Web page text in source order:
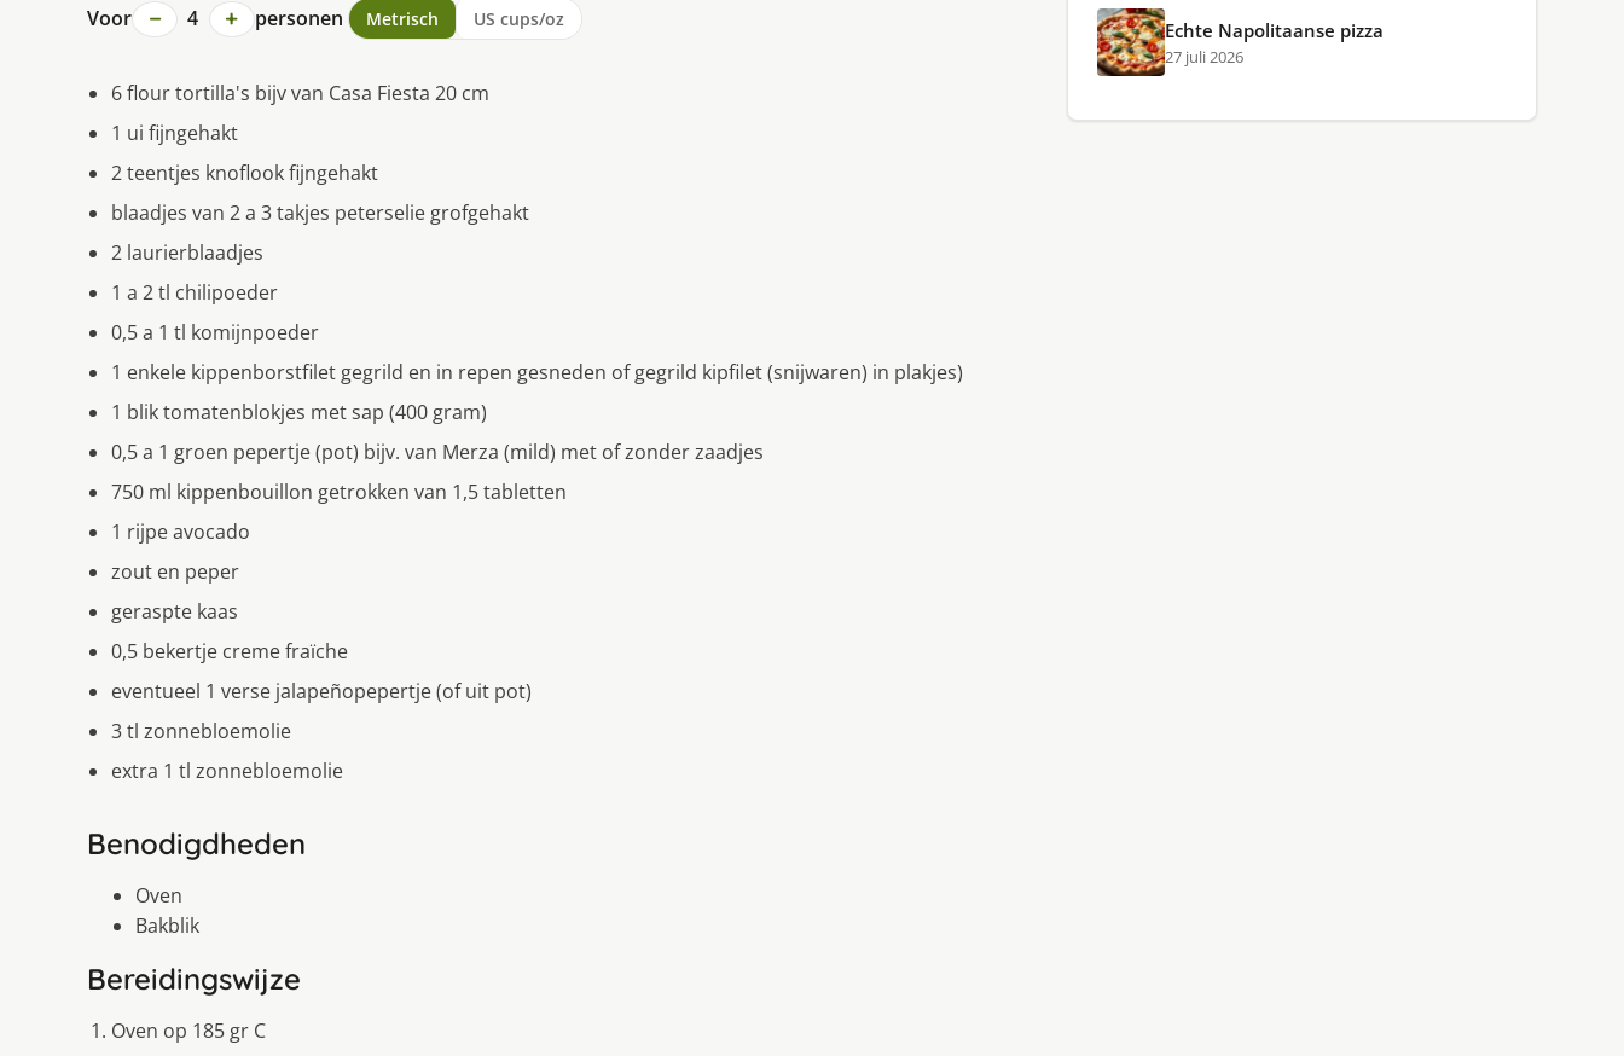
Voor − 4 + personen Metrisch US cups/oz
6 flour tortilla's bijv van Casa Fiesta 20 cm
1 ui fijngehakt
2 teentjes knoflook fijngehakt
blaadjes van 2 a 3 takjes peterselie grofgehakt
2 laurierblaadjes
1 a 2 tl chilipoeder
0,5 a 1 tl komijnpoeder
1 enkele kippenborstfilet gegrild en in repen gesneden of gegrild kipfilet (snijwaren) in plakjes)
1 blik tomatenblokjes met sap (400 gram)
0,5 a 1 groen pepertje (pot) bijv. van Merza (mild) met of zonder zaadjes
750 ml kippenbouillon getrokken van 1,5 tabletten
1 rijpe avocado
zout en peper
geraspte kaas
0,5 bekertje creme fraïche
eventueel 1 verse jalapeñopepertje (of uit pot)
3 tl zonnebloemolie
extra 1 tl zonnebloemolie
Benodigdheden
Oven
Bakblik
Bereidingswijze
Oven op 185 gr C
Echte Napolitaanse pizza
27 juli 2026